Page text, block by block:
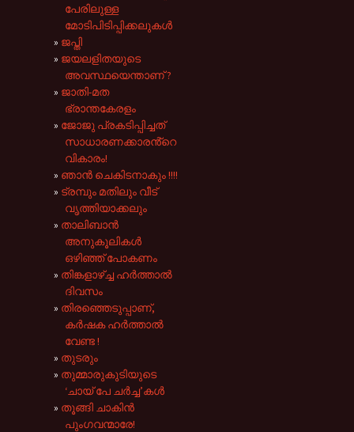
പേരിലുള്ള
മോടിപിടിപ്പിക്കലുകൾ
ജപ്തി
ജയലളിതയുടെ
അവസ്ഥയെന്താണ് ?
ജാതി-മത
ഭ്രാന്തകേരളം
ജോജു പ്രകടിപ്പിച്ചത്
സാധാരണക്കാരൻ്റെ
വികാരം!
ഞാൻ ചെകിടനാകും !!!!
ട്രമ്പും മതിലും വീട്
വൃത്തിയാക്കലും
താലിബാൻ
അനുകൂലികൾ
ഒഴിഞ്ഞ് പോകണം
തിങ്കളാഴ്ച്ച ഹർത്താൽ
ദിവസം
തിരഞ്ഞെടുപ്പാണ്,
കർഷക ഹർത്താൽ
വേണ്ട !
തുടരും
തുമ്മാരുകുടിയുടെ
‘ചായ് പേ ചർച്ച’കൾ
തൂങ്ങി ചാകിൻ
പുംഗവന്മാരേ!